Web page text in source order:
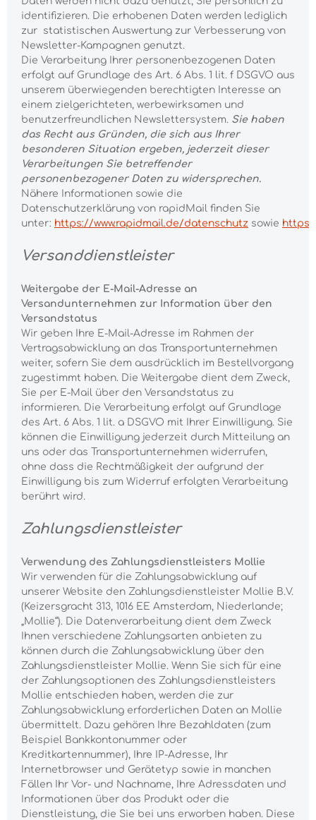
identifizieren. Die erhobenen Daten werden lediglich
zur statistischen Auswertung zur Verbesserung von
Newsletter-Kampagnen genutzt.
Die Verarbeitung Ihrer personenbezogenen Daten
erfolgt auf Grundlage des Art. 6 Abs. 1 lit. f DSGVO aus
unserem überwiegenden berechtigten Interesse an
einem zielgerichteten, werbewirksamen und
benutzerfreundlichen Newslettersystem. Sie haben
das Recht aus Gründen, die sich aus Ihrer
besonderen Situation ergeben, jederzeit dieser
Verarbeitungen Sie betreffender
personenbezogener Daten zu widersprechen.
Nähere Informationen sowie die
Datenschutzerklärung von rapidMail finden Sie
unter: https://www.rapidmail.de/datenschutz sowie
Versanddienstleister
Weitergabe der E-Mail-Adresse an
Versandunternehmen zur Information über den
Versandstatus
Wir geben Ihre E-Mail-Adresse im Rahmen der
Vertragsabwicklung an das Transportunternehmen
weiter, sofern Sie dem ausdrücklich im Bestellvorgang
zugestimmt haben. Die Weitergabe dient dem Zweck,
Sie per E-Mail über den Versandstatus zu
informieren. Die Verarbeitung erfolgt auf Grundlage
des Art. 6 Abs. 1 lit. a DSGVO mit Ihrer Einwilligung. Sie
können die Einwilligung jederzeit durch Mitteilung an
uns oder das Transportunternehmen widerrufen,
ohne dass die Rechtmäßigkeit der aufgrund der
Einwilligung bis zum Widerruf erfolgten Verarbeitung
berührt wird.
Zahlungsdienstleister
Verwendung des Zahlungsdienstleisters Mollie
Wir verwenden für die Zahlungsabwicklung auf
unserer Website den Zahlungsdienstleister Mollie B.V.
(Keizersgracht 313, 1016 EE Amsterdam, Niederlande;
„Mollie“). Die Datenverarbeitung dient dem Zweck
Ihnen verschiedene Zahlungsarten anbieten zu
können durch die Zahlungsabwicklung über den
Zahlungsdienstleister Mollie. Wenn Sie sich für eine
der Zahlungsoptionen des Zahlungsdienstleisters
Mollie entschieden haben, werden die zur
Zahlungsabwicklung erforderlichen Daten an Mollie
übermittelt. Dazu gehören Ihre Bezahldaten (zum
Beispiel Bankkontonummer oder
Kreditkartennummer), Ihre IP-Adresse, Ihr
Internetbrowser und Gerätetyp sowie in manchen
Fällen Ihr Vor- und Nachname, Ihre Adressdaten und
Informationen über das Produkt oder die
Dienstleistung, die Sie bei uns erworben haben. Diese